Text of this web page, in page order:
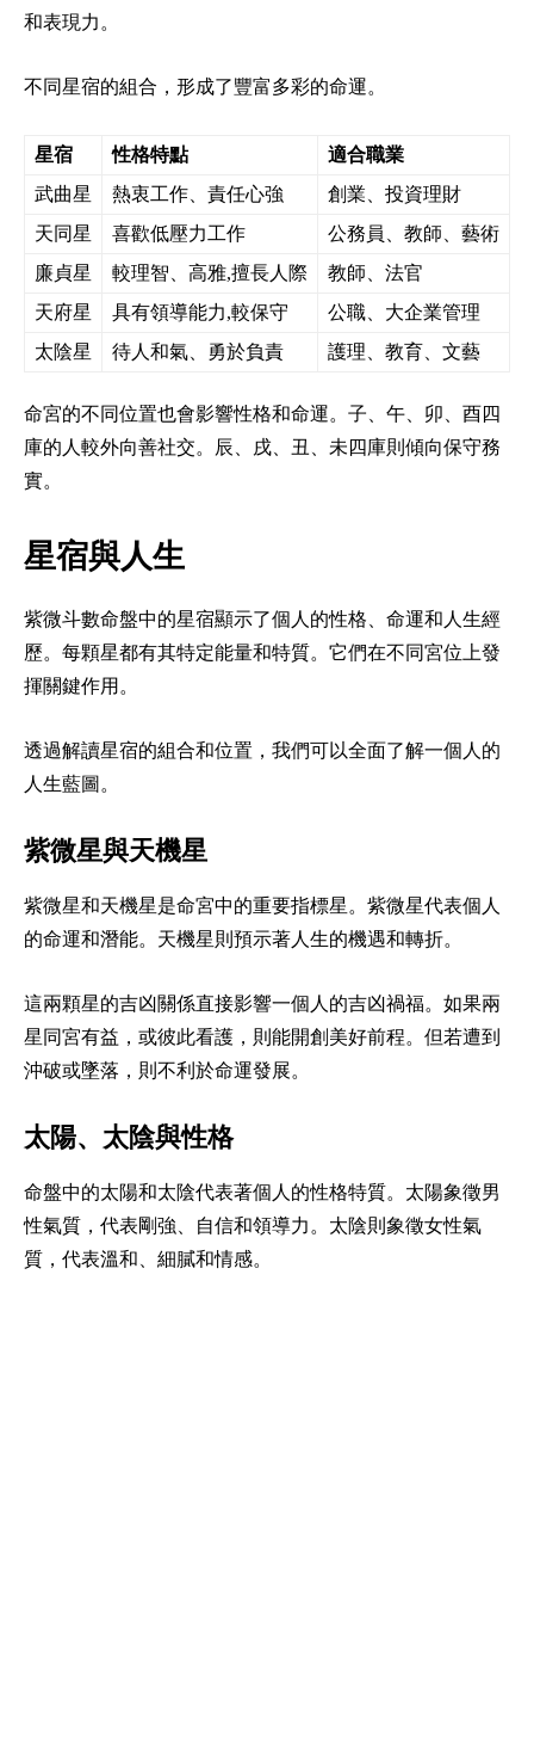
和表現力。
不同星宿的組合，形成了豐富多彩的命運。
星宿 性格特點
適合職業
武曲星
熱衷工作、責任心強
創業、投資理財
天同星
喜歡低壓力工作
公務員、教師、藝術
廉貞星
較理智、高雅,擅長人際
教師、法官
天府星
具有領導能力,較保守
公職、大企業管理
太陰星
待人和氣、勇於負責 護理、教育、文藝
命宮的不同位置也會影響性格和命運。子、午、卯、酉四
庫的人較外向善社交。辰、戌、丑、未四庫則傾向保守務
實。
星宿與人生
紫微斗數命盤中的星宿顯示了個人的性格、命運和人生經
歷。每顆星都有其特定能量和特質。它們在不同宮位上發
揮關鍵作用。
透過解讀星宿的組合和位置，我們可以全面了解一個人的
人生藍圖。
紫微星與天機星
紫微星和天機星是命宮中的重要指標星。紫微星代表個人
的命運和潛能。天機星則預示著人生的機遇和轉折。
這兩顆星的吉凶關係直接影響一個人的吉凶禍福。如果兩
星同宮有益，或彼此看護，則能開創美好前程。但若遭到
沖破或墜落，則不利於命運發展。
太陽、太陰與性格
命盤中的太陽和太陰代表著個人的性格特質。太陽象徵男
性氣質，代表剛強、自信和領導力。太陰則象徵女性氣
質，代表溫和、細膩和情感。